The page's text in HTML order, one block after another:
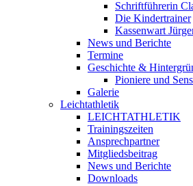
Schriftführerin
Die Kindertrainer
Kassenwart
News und Berichte
Termine
Geschichte &
Pioniere und
Galerie
Leichtathletik
LEICHTATHLETIK
Trainingszeiten
Ansprechpartner
Mitgliedsbeitrag
News und Berichte
Downloads